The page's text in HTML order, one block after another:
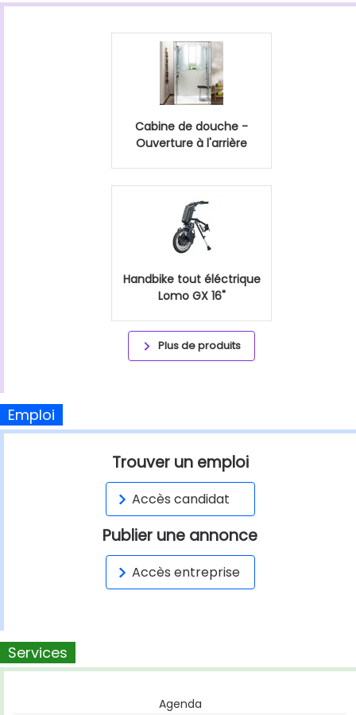
Cabine de douche -
Ouverture à l'arrière
Handbike tout éléctrique
Lomo GX 16"
Plus de produits
Emploi
Trouver un emploi
Accès candidat
Publier une annonce
Accès entreprise
Services
Agenda